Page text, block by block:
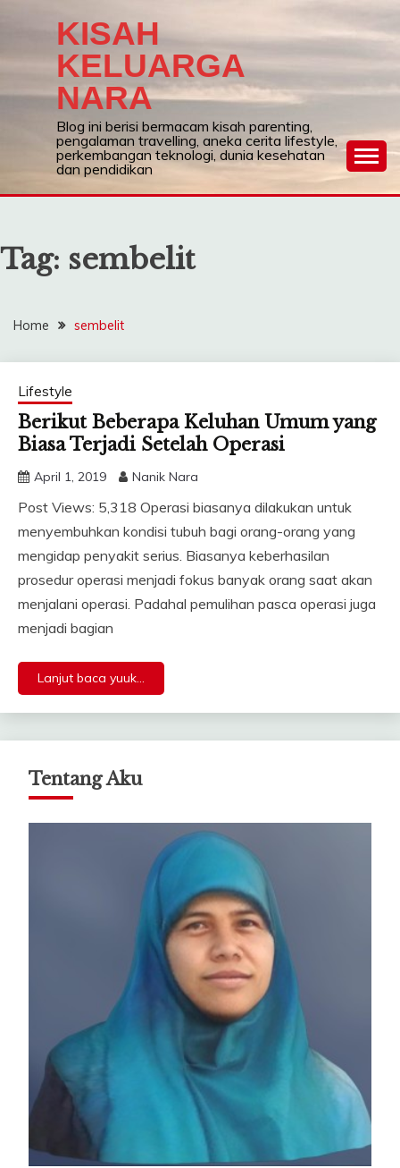
KISAH
KELUARGA
NARA
Blog ini berisi bermacam kisah parenting,
pengalaman travelling, aneka cerita lifestyle,
perkembangan teknologi, dunia kesehatan
dan pendidikan
Tag: sembelit
Home sembelit
Lifestyle
Berikut Beberapa Keluhan Umum yang
Biasa Terjadi Setelah Operasi
April 1, 2019 Nanik Nara
Post Views: 5,318 Operasi biasanya dilakukan untuk
menyembuhkan kondisi tubuh bagi orang-orang yang
mengidap penyakit serius. Biasanya keberhasilan
prosedur operasi menjadi fokus banyak orang saat akan
menjalani operasi. Padahal pemulihan pasca operasi juga
menjadi bagian
Lanjut baca yuuk...
Tentang Aku